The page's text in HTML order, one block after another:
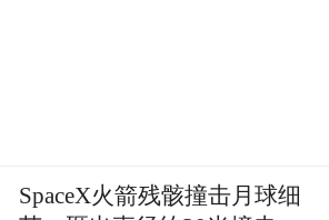
SpaceX火箭残骸撞击月球细